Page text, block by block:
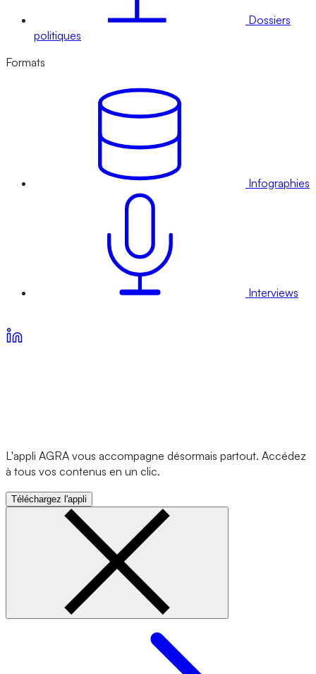
Dossiers
politiques
Formats
Infographies
Interviews
L'appli AGRA vous accompagne désormais partout. Accédez
à tous vos contenus en un clic.
Téléchargez l'appli